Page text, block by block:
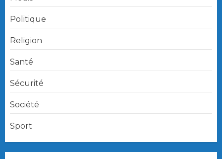
Politique
Religion
Santé
Sécurité
Société
Sport